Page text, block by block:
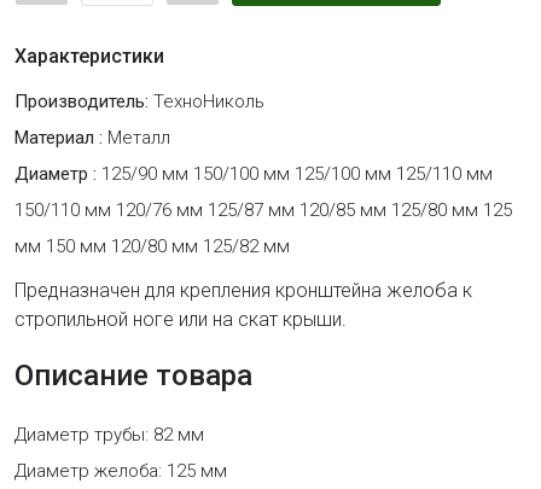
Характеристики
Производитель: ТехноНиколь
Материал : Металл
Диаметр : 125/90 мм 150/100 мм 125/100 мм 125/110 мм
150/110 мм 120/76 мм 125/87 мм 120/85 мм 125/80 мм 125
мм 150 мм 120/80 мм 125/82 мм
Предназначен для крепления кронштейна желоба к
стропильной ноге или на скат крыши.
Описание товара
Диаметр трубы: 82 мм
Диаметр желоба: 125 мм